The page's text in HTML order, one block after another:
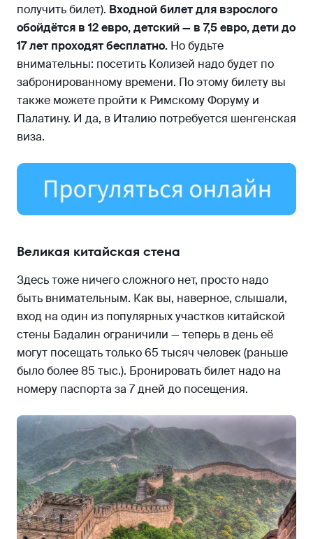
получить билет). Входной билет для взрослого
обойдётся в 12 евро, детский — в 7,5 евро, дети до
17 лет проходят бесплатно. Но будьте
внимательны: посетить Колизей надо будет по
забронированному времени. По этому билету вы
также можете пройти к Римскому Форуму и
Палатину. И да, в Италию потребуется шенгенская
виза.
Великая китайская стена
Здесь тоже ничего сложного нет, просто надо
быть внимательным. Как вы, наверное, слышали,
вход на один из популярных участков китайской
стены Бадалин ограничили — теперь в день её
могут посещать только 65 тысяч человек (раньше
было более 85 тыс.). Бронировать билет надо на
номеру паспорта за 7 дней до посещения.